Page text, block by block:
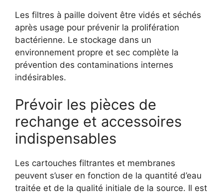
Les filtres à paille doivent être vidés et séchés
après usage pour prévenir la prolifération
bactérienne. Le stockage dans un
environnement propre et sec complète la
prévention des contaminations internes
indésirables.
Prévoir les pièces de
rechange et accessoires
indispensables
Les cartouches filtrantes et membranes
peuvent s’user en fonction de la quantité d’eau
traitée et de la qualité initiale de la source. Il est